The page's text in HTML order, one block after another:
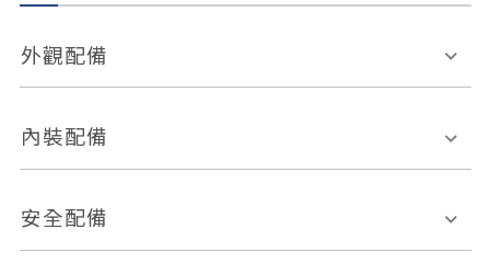
外觀配備
電動天窗
後視鏡方向指示燈
內裝配備
多功能方向盤
安全配備